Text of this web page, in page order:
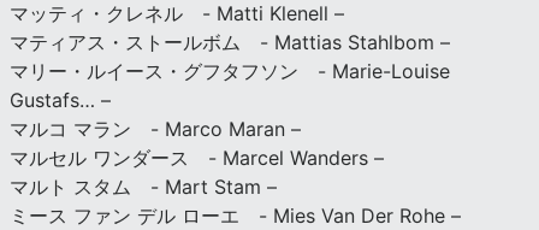
マッティ・クレネル - Matti Klenell –
マティアス・ストールボム - Mattias Stahlbom –
マリー・ルイース・グフタフソン - Marie-Louise
Gustafs… –
マルコ マラン - Marco Maran –
マルセル ワンダース - Marcel Wanders –
マルト スタム - Mart Stam –
ミース ファン デル ローエ - Mies Van Der Rohe –